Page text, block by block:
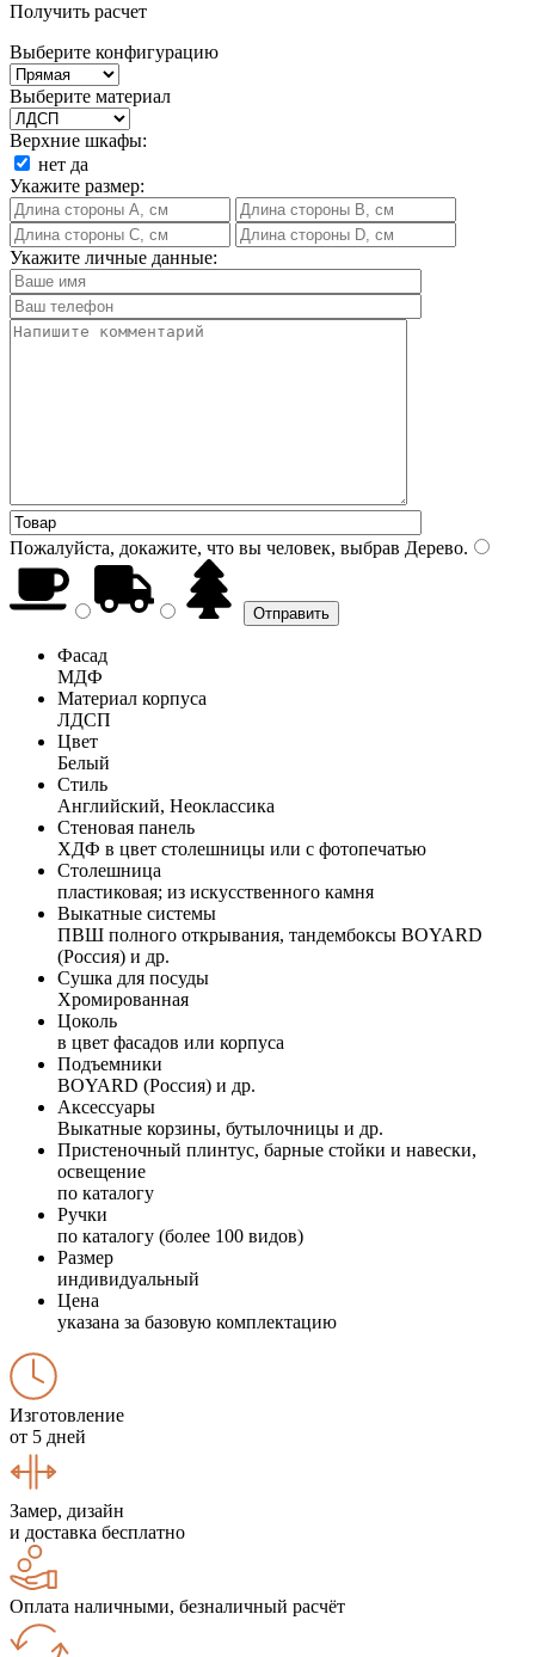
Получить расчет
Выберите конфигурацию
Выберите материал
Верхние шкафы:
нет да
Укажите размер:
Укажите личные данные:
Пожалуйста, докажите, что вы человек, выбрав Дерево.
Фасад
МДФ
Материал корпуса
ЛДСП
Цвет
Белый
Стиль
Английский, Неоклассика
Стеновая панель
ХДФ в цвет столешницы или с фотопечатью
Столешница
пластиковая; из искусственного камня
Выкатные системы
ПВШ полного открывания, тандембоксы BOYARD
(Россия) и др.
Сушка для посуды
Хромированная
Цоколь
в цвет фасадов или корпуса
Подъемники
BOYARD (Россия) и др.
Аксессуары
Выкатные корзины, бутылочницы и др.
Пристеночный плинтус, барные стойки и навески,
освещение
по каталогу
Ручки
по каталогу (более 100 видов)
Размер
индивидуальный
Цена
указана за базовую комплектацию
Изготовление
от 5 дней
Замер, дизайн
и доставка бесплатно
Оплата наличными, безналичный расчёт